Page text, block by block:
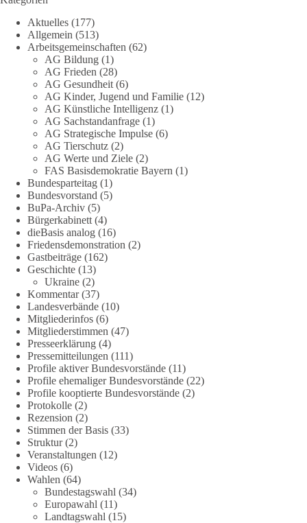
Eine demokratische Gesellschaft lebt nicht davon, unbequeme
Fragen zu vermeiden. Sie lebt davon, Fragen offen zu stellen
und transparent zu beantworten.
dieBasis fordert deshalb weiterhin eine unabhängige,
vollständige und transparente Aufarbeitung der Corona-Politik.
Ohne Denkverbote, ohne Vorverurteilungen und ohne Tabus.
Quellen:
https://apnews.com/article/fauci-diaries-covid-origins-
rand-paul-6b25da9f75a0becbaf2886ab22643e67
https://www.tichyseinblick.de/kolumnen/aus-aller-welt/usa-
tagebuch-fauci-corona-impfung/
#dieBasis #Corona #Aufarbeitung
#Vertrauen
36 60
DieBasis
1 Tag zuvor
🕊 Wir wollen den Krieg mit Russland nicht!
Am 20. Juni 2026 fand in Berlin am Brandenburger Tor die
Demonstration mit dem Motto „Russland ist nicht unser
Feind“ statt.
Hier ein Auszug aus der Rede von der
Bundestagsabgeordneten Sevim Dağdelen (BSW).
„Wir müssen Nein sagen zu diesem stinkenden
Revanchismus!“
Aktuelles (177)
Allgemein (513)
Arbeitsgemeinschaften (62)
AG Bildung (1)
AG Frieden (28)
AG Gesundheit (6)
AG Kinder, Jugend und Familie (12)
AG Künstliche Intelligenz (1)
AG Sachstandanfrage (1)
AG Strategische Impulse (6)
AG Tierschutz (2)
AG Werte und Ziele (2)
FAS Basisdemokratie Bayern (1)
Bundesparteitag (1)
Bundesvorstand (5)
BuPa-Archiv (5)
Bürgerkabinett (4)
dieBasis analog (16)
Friedensdemonstration (2)
Gastbeiträge (162)
Geschichte (13)
Ukraine (2)
Kommentar(37)
Landesverbände (10)
Mitgliederinfos (6)
Mitgliederstimmen (47)
Presseerklärung (4)
Pressemitteilungen (111)
Profile aktiver Bundesvorstände (11)
Profile ehemaliger Bundesvorstände (22)
Profile kooptierte Bundesvorstände (2)
Protokolle (2)
Rezension (2)
Stimmen der Basis (33)
Struktur(2)
Veranstaltungen (12)
Videos (6)
Wahlen (64)
Bundestagswahl (34)
Europawahl (11)
Landtagswahl (15)